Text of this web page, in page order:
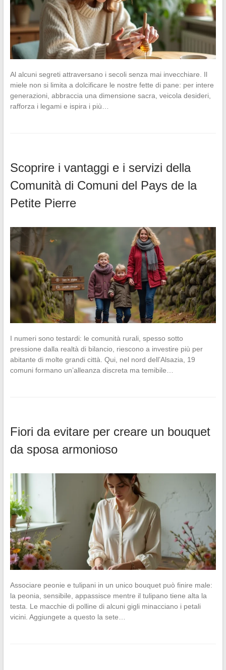
Al alcuni segreti attraversano i secoli senza mai invecchiare. Il
miele non si limita a dolcificare le nostre fette di pane: per intere
generazioni, abbraccia una dimensione sacra, veicola desideri,
rafforza i legami e ispira i più…
Scoprire i vantaggi e i servizi della
Comunità di Comuni del Pays de la
Petite Pierre
I numeri sono testardi: le comunità rurali, spesso sotto
pressione dalla realtà di bilancio, riescono a investire più per
abitante di molte grandi città. Qui, nel nord dell’Alsazia, 19
comuni formano un’alleanza discreta ma temibile…
Fiori da evitare per creare un bouquet
da sposa armonioso
Associare peonie e tulipani in un unico bouquet può finire male:
la peonia, sensibile, appassisce mentre il tulipano tiene alta la
testa. Le macchie di polline di alcuni gigli minacciano i petali
vicini. Aggiungete a questo la sete…